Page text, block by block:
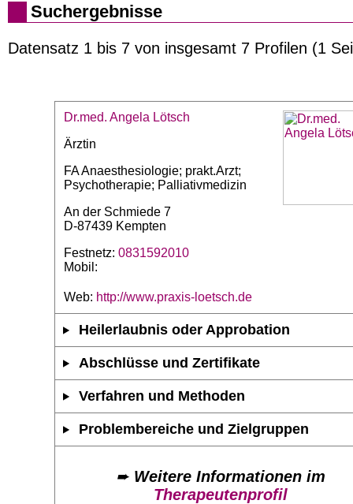
Suchergebnisse
Datensatz 1 bis 7 von insgesamt 7 Profilen (1
Dr.med. Angela Lötsch
Ärztin
FA Anaesthesiologie; prakt.Arzt;
Psychotherapie; Palliativmedizin
An der Schmiede 7
D-87439 Kempten
Festnetz: 0831592010
Mobil:
Web: http://www.praxis-loetsch.de
Heilerlaubnis oder Approbation
Abschlüsse und Zertifikate
Verfahren und Methoden
Problembereiche und Zielgruppen
➨ Weitere Informationen im
Therapeutenprofil